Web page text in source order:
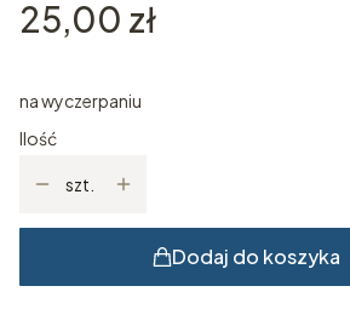
Cena
25,00 zł
na wyczerpaniu
Ilość
szt.
Dodaj do koszyka